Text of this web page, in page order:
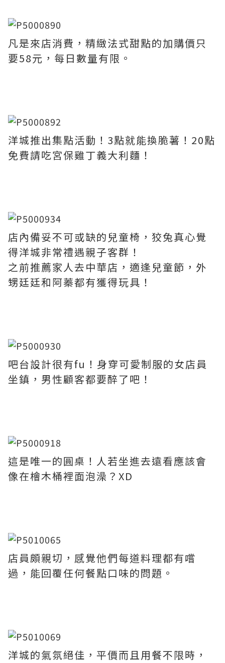
凡是來店消費，精緻法式甜點的加購價只
要58元，每日數量有限。
洋城推出集點活動！3點就能換脆薯！20點
免費請吃宮保雞丁義大利麵！
店內備妥不可或缺的兒童椅，狡兔真心覺
得洋城非常禮遇親子客群！
之前推薦家人去中華店，適逢兒童節，外
甥廷廷和阿蓁都有獲得玩具！
吧台設計很有fu！身穿可愛制服的女店員
坐鎮，男性顧客都要醉了吧！
這是唯一的圓桌！人若坐進去遠看應該會
像在檜木桶裡面泡澡？XD
店員頗親切，感覺他們每道料理都有嚐
過，能回覆任何餐點口味的問題。
洋城的氣氛絕佳，平價而且用餐不限時，